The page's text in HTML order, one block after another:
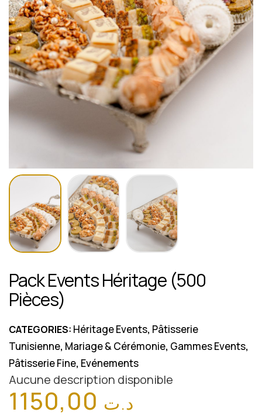
Pack Events Héritage (500
Pièces)
CATEGORIES: Héritage Events, Pâtisserie
Tunisienne, Mariage & Cérémonie, Gammes Events,
Pâtisserie Fine, Evénements
Aucune description disponible
د.ت